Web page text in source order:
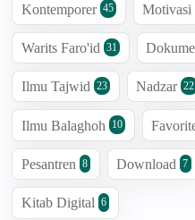
Kontemporer 45 Motivasi
Warits Faro'id 31
Ilmu Tajwid 23 Nadzar 22
Ilmu Balaghoh 10
Pesantren 8 Download 7
Kitab Digital 6